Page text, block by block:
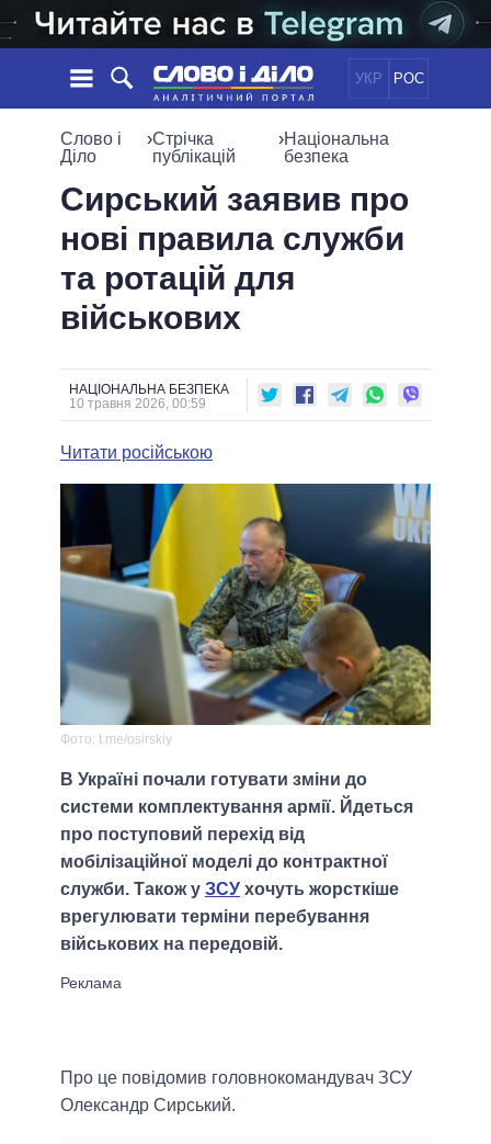
УКР РОС
НОВИНИ
СТРІЧКА
ПОДІЇ
СТАТТІ
ДУМКИ
ОГЛЯДИ
СУСПІЛЬСТВО
СВІТ
ОБIЦЯНКИ
ПОЛIТИКИ
УСІ ПОЛІТИКИ
ПРЕЗИДЕНТ І ОФІС
КАБІНЕТ МІНІСТРІВ
ГОЛОВИ ОБЛАДМІНІСТРАЦІЙ
МЕРИ МІСТ
ІНФОГРАФІКА
ВІДЕО
ПІДТРИМАТИ
ПОРІВНЯННЯ ПОЛІТИКІВ
Слово і
Діло
›Стрічка
публікацій
›Національна
безпека
Сирський заявив про
нові правила служби
та ротацій для
військових
НАЦІОНАЛЬНА БЕЗПЕКА
10 травня 2026, 00:59
Читати російською
Фото: t.me/osirskiy
В Україні почали готувати зміни до
системи комплектування армії. Йдеться
про поступовий перехід від
мобілізаційної моделі до контрактної
служби. Також у ЗСУ хочуть жорсткіше
врегулювати терміни перебування
військових на передовій.
Про це повідомив головнокомандувач ЗСУ
Олександр Сирський.